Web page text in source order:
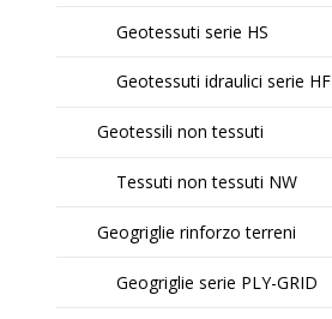
Geotessuti serie HS
Geotessuti idraulici serie HF
Geotessili non tessuti
Tessuti non tessuti NW
Geogriglie rinforzo terreni
Geogriglie serie PLY-GRID